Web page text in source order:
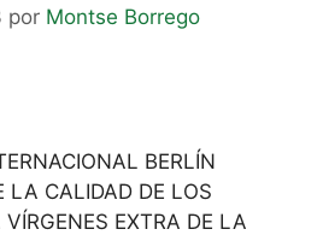
por Montse Borrego
BERLÍN
LA CALIDAD DE LOS
EXTRA DE LA